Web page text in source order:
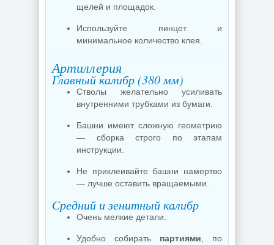
щелей и площадок.
Используйте пинцет и
минимальное количество клея.
Артиллерия
Главный калибр (380 мм)
Стволы желательно усиливать
внутренними трубками из бумаги.
Башни имеют сложную геометрию
— сборка строго по этапам
инструкции.
Не приклеивайте башни намертво
— лучше оставить вращаемыми.
Средний и зенитный калибр
Очень мелкие детали.
Удобно собирать партиями , по